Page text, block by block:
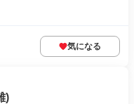
気になる
)